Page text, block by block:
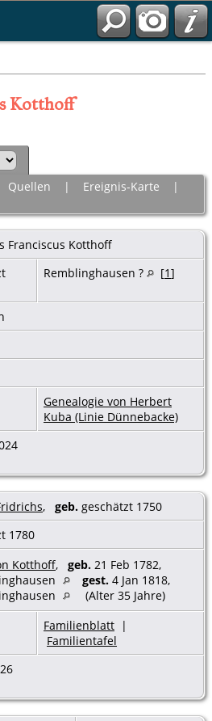
Kotthoff
Quellen | Ereignis-Karte |
Franciscus Kotthoff
Remblinghausen ? [1]
Genealogie von Herbert
Kuba (Linie Dünnebacke)
, geb. geschätzt 1750
1780
Kotthoff, geb. 21 Feb 1782,
gest. 4 Jan 1818,
(Alter 35 Jahre)
Familienblatt |
Familientafel